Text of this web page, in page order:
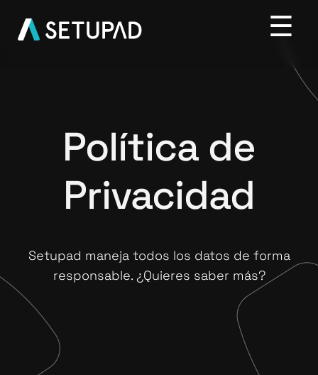
Política de
Privacidad
Setupad maneja todos los datos de forma
responsable. ¿Quieres saber más?